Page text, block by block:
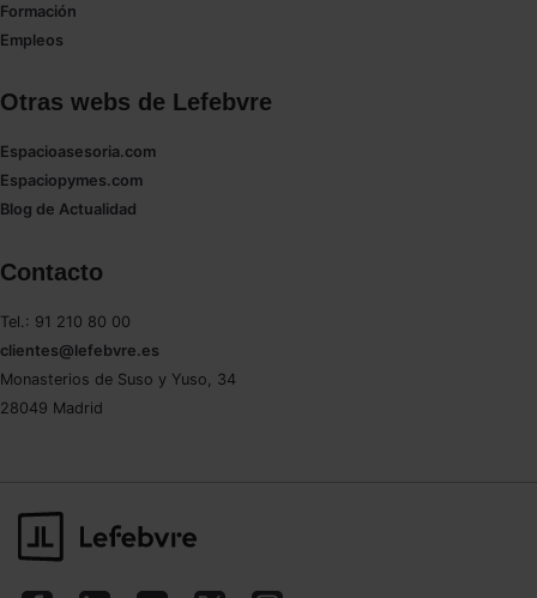
Formación
Empleos
Otras webs de Lefebvre
Espacioasesoria.com
Espaciopymes.com
Blog de Actualidad
Contacto
Tel.: 91 210 80 00
clientes@lefebvre.es
Monasterios de Suso y Yuso, 34
28049 Madrid